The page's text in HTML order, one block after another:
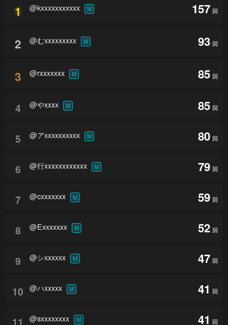
1 @kxxxxxxxxxxx M 157 回
2 @むxxxxxxxxx M 93 回
3 @rxxxxxxx M 85 回
4 @やxxxx M 85 回
5 @アxxxxxxxxxx M 80 回
6 @行xxxxxxxxxxxx M 79 回
7 @cxxxxxxx M 59 回
8 @Exxxxxxx M 52 回
9 @シxxxxxx M 47 回
10 @ハxxxxx M 41 回
11 @sxxxxxxxx M 41 回